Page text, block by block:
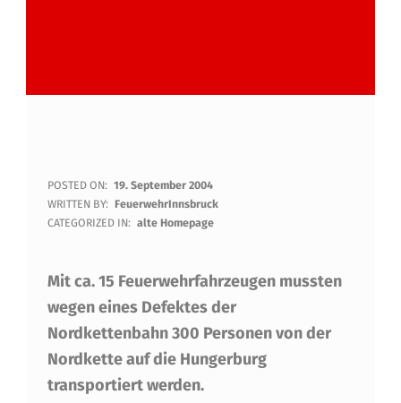
F
E
E
R
W
E
POSTED ON: 19. September 2004
WRITTEN BY: FeuerwehrInnsbruck
CATEGORIZED IN: alte Homepage
Mit ca. 15 Feuerwehrfahrzeugen mussten
wegen eines Defektes der
Nordkettenbahn 300 Personen von der
Nordkette auf die Hungerburg
transportiert werden.